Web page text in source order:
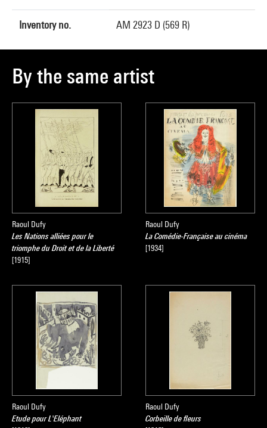
Inventory no. AM 2923 D (569 R)
By the same artist
Raoul Dufy
Les Nations alliées pour le
triomphe du Droit et de la Liberté
[1915]
Raoul Dufy
La Comédie-Française au cinéma
[1934]
Raoul Dufy
Etude pour L'Eléphant
Raoul Dufy
Corbeille de fleurs